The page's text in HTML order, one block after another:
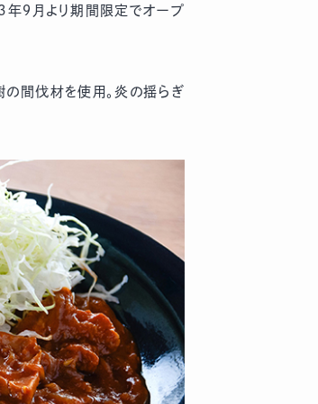
９月より期間限定でオープ
の間伐材を使用。炎の揺らぎ